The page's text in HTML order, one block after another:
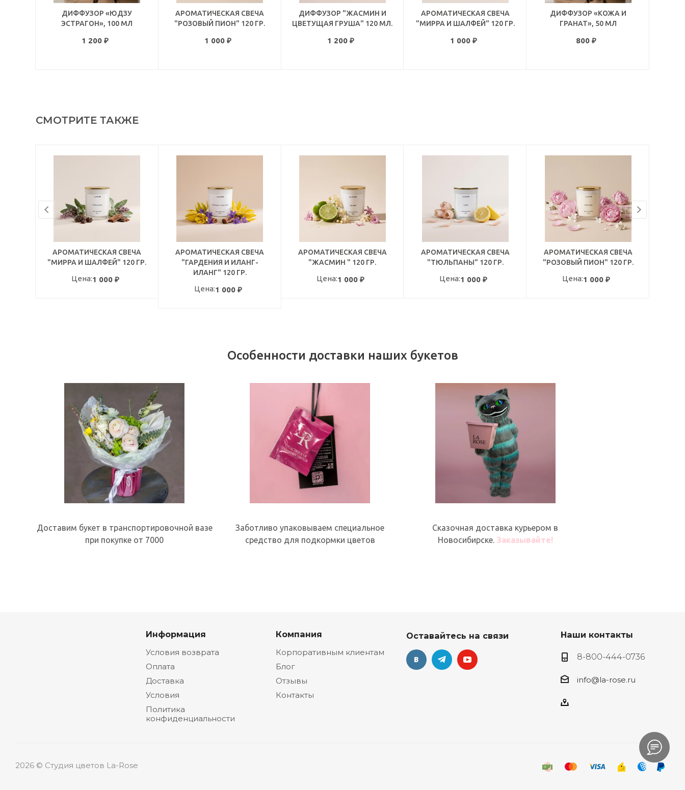
ДИФФУЗОР «ЮДЗУ
ЭСТРАГОН», 100 МЛ
1 200 ₽
АРОМАТИЧЕСКАЯ СВЕЧА
"РОЗОВЫЙ ПИОН" 120 ГР.
1 000 ₽
ДИФФУЗОР "ЖАСМИН И
ЦВЕТУЩАЯ ГРУША" 120 МЛ.
1 200₽
АРОМАТИЧЕСКАЯ СВЕЧА
"МИРРА И ШАЛФЕЙ" 120 ГР.
1 000₽
ДИФФУЗОР «КОЖА И
ГРАНАТ», 50 МЛ
800 ₽
СМОТРИТЕ ТАКЖЕ
АРОМАТИЧЕСКАЯ СВЕЧА
"МИРРА И ШАЛФЕЙ" 120 ГР.
Цена:1 000₽
АРОМАТИЧЕСКАЯ СВЕЧА
"ГАРДЕНИЯ И ИЛАНГ-
ИЛАНГ" 120 ГР.
Цена:1 000₽
АРОМАТИЧЕСКАЯ СВЕЧА
"ЖАСМИН " 120 ГР.
Цена:1 000 ₽
АРОМАТИЧЕСКАЯ СВЕЧА
"ТЮЛЬПАНЫ" 120 ГР.
Цена:1 000 ₽
АРОМАТИЧЕСКАЯ СВЕЧА
"РОЗОВЫЙ ПИОН" 120 ГР.
Цена:1 000 ₽
Особенности доставки наших букетов
Доставим букет в транспортировочной вазе
при покупке от 7000
Заботливо упаковываем специальное
средство для подкормки цветов
Сказочная доставка курьером в
Новосибирске. Заказывайте!
Информация
Условия возврата
Оплата
Доставка
Условия
Политика
конфиденциальности
Компания
Корпоративным клиентам
Блог
Отзывы
Контакты
Оставайтесь на связи Наши контакты
8-800-444-0736
info@la-rose.ru
2026 © Студия цветов La-Rose